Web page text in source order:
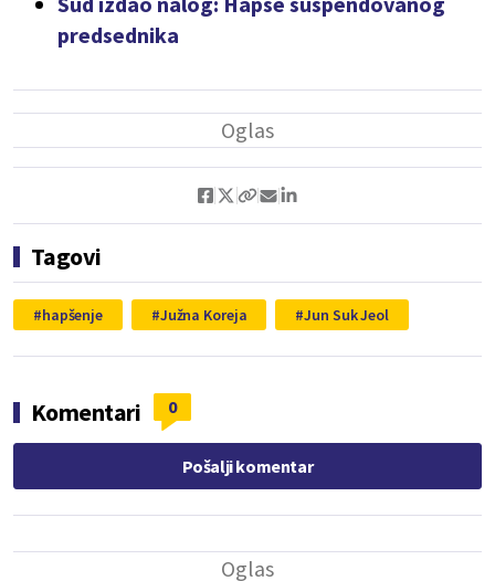
predsednika
Tagovi
hapšenje Južna Koreja Jun Suk Jeol
Komentari 0
Pošalji komentar